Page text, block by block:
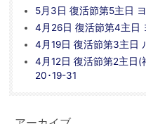
5月3日 復活節第5主日
4月26日 復活節第4主日
4月19日 復活節第3主日
4月12日 復活節第2主日(
20･19-31